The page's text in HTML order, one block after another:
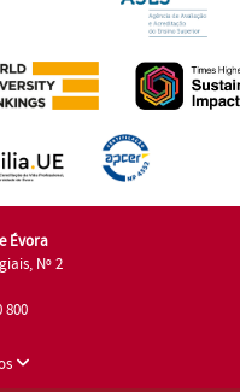
Évora
Nº 2
800